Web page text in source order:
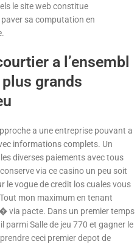
le site web constitue
sa computation en
a l’ensembl
grands
a une entreprise pouvant a
informations complets. Un
diverses paiements avec tous
via ce casino un peu soit
vogue de credit los cuales vous
mon maximum en tenant
via pacte. Dans un premier temps
Salle de jeu 770 et gagner le
ceci premier depot de